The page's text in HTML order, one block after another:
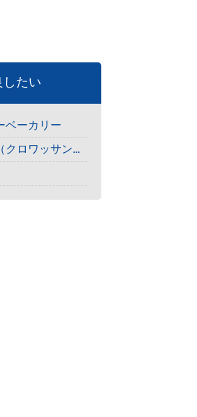
したい
ベーカリー
サン・デニッシュ）